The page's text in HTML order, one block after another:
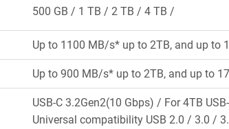
500 GB 1 TB 2 TB 4 TB
Up to 1100 MB/s* up to 2TB, and up to
Up to 900 MB/s* up to 2TB, and up to
USB-C 3.2Gen2(10 Gbps) / For 4TB
Universal compatibility USB 2.0 / 3.0 /